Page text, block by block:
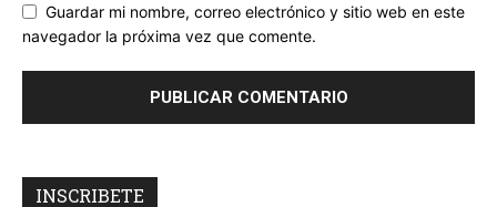
Guardar mi nombre, correo electrónico y sitio web en este
navegador la próxima vez que comente.
INSCRIBETE